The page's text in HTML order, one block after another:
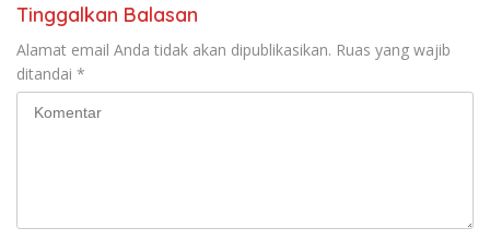
Tinggalkan Balasan
Alamat email Anda tidak akan dipublikasikan. Ruas yang wajib
ditandai *